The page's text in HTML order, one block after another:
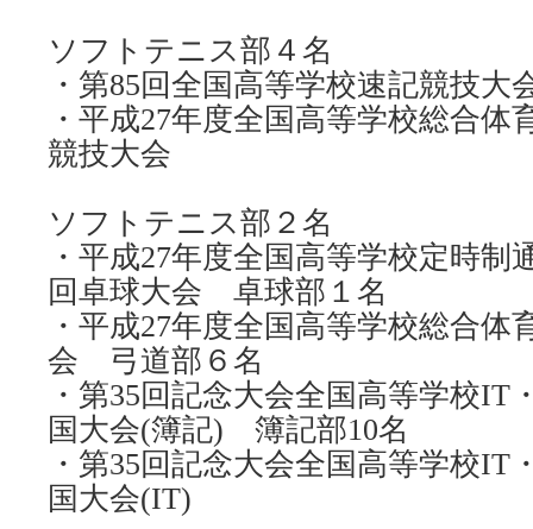
ソフトテニス部４名
・第85回全国高等学校速記競技
・平成27年度全国高等学校総合
競技大会
ソフトテニス部２名
・平成27年度全国高等学校定時制
回卓球大会 卓球部１名
・平成27年度全国高等学校総合体
会 弓道部６名
・第35回記念大会全国高等学校IT
国大会(簿記) 簿記部10名
・第35回記念大会全国高等学校IT
国大会(IT)